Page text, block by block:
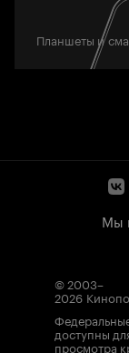
Планшеты и
Мы
© 2003–
2026
доступны
просмотра